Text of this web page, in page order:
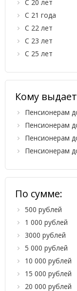
С 20 лет
С 21 года
С 22 лет
С 23 лет
С 25 лет
Кому
Пенсионерам
Пенсионерам
Пенсионерам
Пенсионерам
По сумме:
500 рублей
1 000 рублей
3000 рублей
5 000 рублей
10 000 рублей
15 000 рублей
20 000 рублей